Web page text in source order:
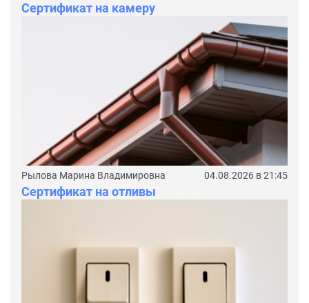
Сертификат на камеру
Рылова Марина Владимировна 04.08.2026 в 21:45
Сертификат на отливы